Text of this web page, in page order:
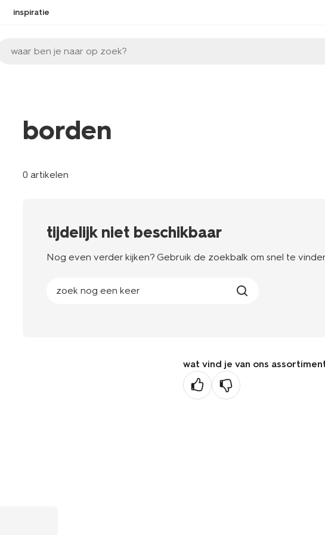
inspiratie
waar ben je naar op zoek?
borden
0 artikelen
tijdelijk niet beschikbaar
Nog even verder kijken? Gebruik de zoekbalk om snel te
zoek nog een keer
wat vind je van ons